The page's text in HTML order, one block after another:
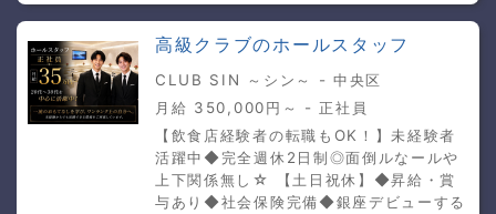
高級クラブのホールスタッフ
CLUB SIN ～シン～ - 中央区
月給 350,000円～ - 正社員
【飲食店経験者の転職もOK！】未経験者
活躍中◆完全週休2日制◎面倒ルなールや
上下関係無し☆ 【土日祝休】◆昇給・賞
与あり◆社会保険完備◆銀座デビューする